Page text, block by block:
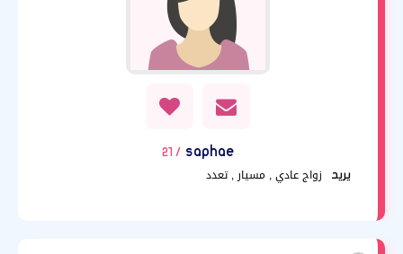
saphae
/ 21
يريد
زواج عادي , مسيار , تعدد